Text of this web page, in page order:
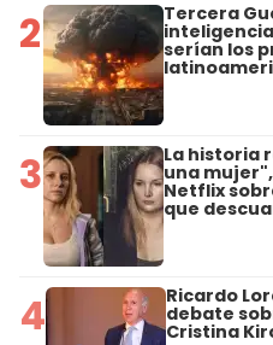
2 Tercera
serían los
3 La historia
una
Netflix
que
4 Ricardo
debate
Cristina